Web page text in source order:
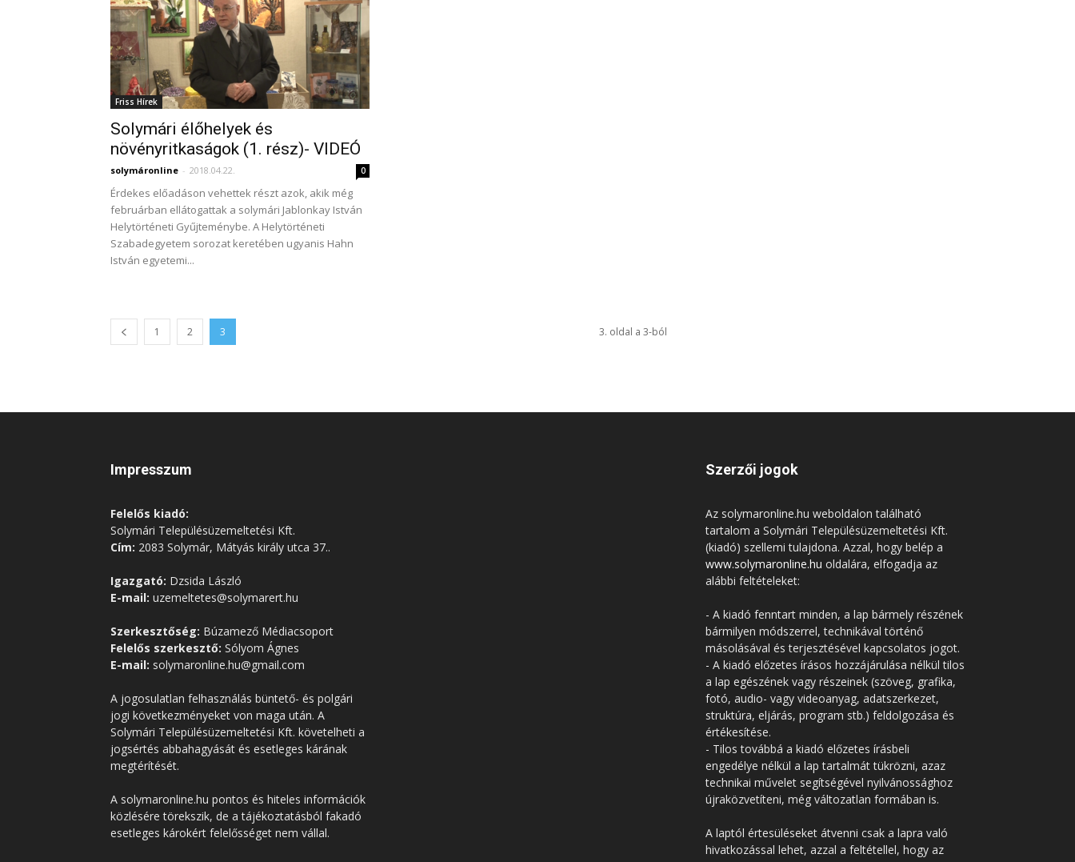
Friss Hírek
Solymári élőhelyek és
növényritkaságok (1. rész)- VIDEÓ
solymáronline - 2018.04.22. 0
Érdekes előadáson vehettek részt azok, akik még
februárban ellátogattak a solymári Jablonkay István
Helytörténeti Gyűjteménybe. A Helytörténeti
Szabadegyetem sorozat keretében ugyanis Hahn
István egyetemi...
1 2 3 3. oldal a 3-ból
Impresszum
Felelős kiadó:
Solymári Településüzemeltetési Kft.
Cím: 2083 Solymár, Mátyás király utca 37..
Igazgató: Dzsida László
E-mail: uzemeltetes@solymarert.hu
Szerkesztőség: Búzamező Médiacsoport
Felelős szerkesztő: Sólyom Ágnes
E-mail: solymaronline.hu@gmail.com
A jogosulatlan felhasználás büntető- és polgári
jogi következményeket von maga után. A
Solymári Településüzemeltetési Kft. követelheti a
jogsértés abbahagyását és esetleges kárának
megtérítését.
A solymaronline.hu pontos és hiteles információk
közlésére törekszik, de a tájékoztatásból fakadó
esetleges károkért felelősséget nem vállal.
Szerzői jogok
Az solymaronline.hu weboldalon található
tartalom a Solymári Településüzemeltetési Kft.
(kiadó) szellemi tulajdona. Azzal, hogy belép a
www.solymaronline.hu oldalára, elfogadja az
alábbi feltételeket:
- A kiadó fenntart minden, a lap bármely részének
bármilyen módszerrel, technikával történő
másolásával és terjesztésével kapcsolatos jogot.
- A kiadó előzetes írásos hozzájárulása nélkül tilos
a lap egészének vagy részeinek (szöveg, grafika,
fotó, audio- vagy videoanyag, adatszerkezet,
struktúra, eljárás, program stb.) feldolgozása és
értékesítése.
- Tilos továbbá a kiadó előzetes írásbeli
engedélye nélkül a lap tartalmát tükrözni, azaz
technikai művelet segítségével nyilvánossághoz
újraközvetíteni, még változatlan formában is.
A laptól értesüléseket átvenni csak a lapra való
hivatkozással lehet, azzal a feltétellel, hogy az